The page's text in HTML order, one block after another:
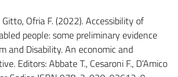
Ofria F. (2022). Accessibility of
people: some preliminary evidence
and Disability. An economic and
Editors: Abbate T., Cesaroni F., D’Amico